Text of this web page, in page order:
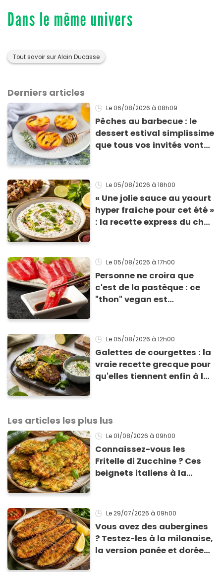
Dans le même univers
Tout savoir sur Alain Ducasse
Derniers articles
Le 06/08/2026 à 08h09
Pêches au barbecue : le
dessert estival simplissime
que tous vos invités vont
Le 05/08/2026 à 18h00
« Une jolie sauce au yaourt
hyper fraîche pour cet été »
: la recette express du chef
grillades
Le 05/08/2026 à 17h00
Personne ne croira que
c'est de la pastèque : ce
"thon" vegan est
Le 05/08/2026 à 12h00
Galettes de courgettes : la
vraie recette grecque pour
qu'elles tiennent enfin à la
Les articles les plus lus
Le 01/08/2026 à 09h00
Connaissez-vous les
Fritelle di Zucchine ? Ces
beignets italiens à la
Le 29/07/2026 à 09h00
Vous avez des aubergines
? Testez-les à la milanaise,
la version panée et dorée